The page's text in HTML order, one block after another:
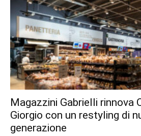
Magazzini Gabrielli rinnova
Giorgio con un restyling di
generazione